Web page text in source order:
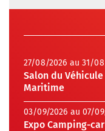
27/08/2026 au 31/
Salon du
Maritime
03/09/2026 au 07/
Expo Camping-